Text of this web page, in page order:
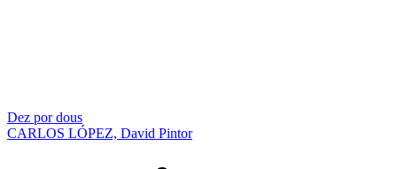
Dez por dous
CARLOS LÓPEZ, David Pintor